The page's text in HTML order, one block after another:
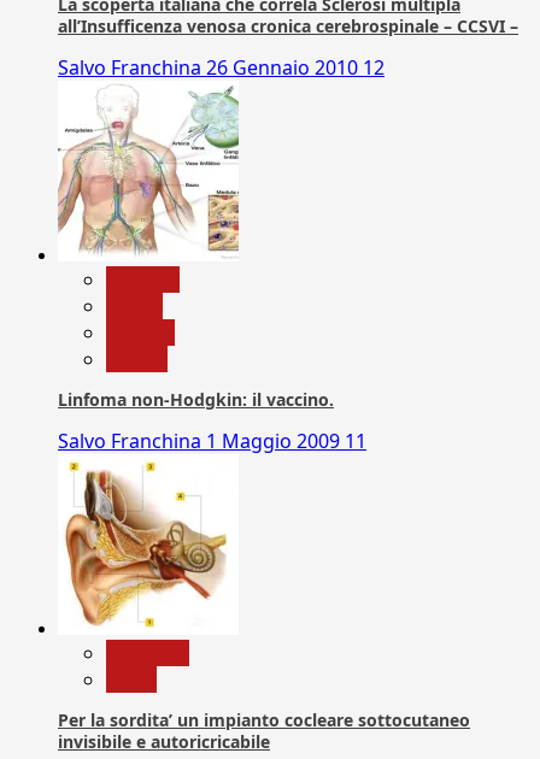
all’Insufficenza venosa cronica cerebrospinale – CCSVI –
Salvo Franchina 26 Gennaio 2010 12
Linfoma non-Hodgkin: il vaccino.
Salvo Franchina 1 Maggio 2009 11
Per la sordita’ un impianto cocleare sottocutaneo
invisibile e autoricricabile